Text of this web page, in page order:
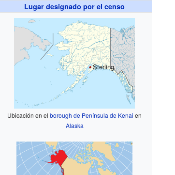
Lugar designado por el censo
Sterling
Ubicación en elborough de Península de Kenai en
Alaska